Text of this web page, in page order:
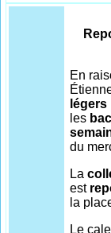
En
légers
les
du
La
est
la
Le